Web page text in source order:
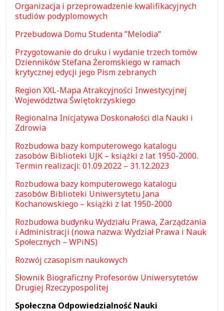
Organizacja i przeprowadzenie kwalifikacyjnych
studiów podyplomowych
Przebudowa Domu Studenta ”Melodia”
Przygotowanie do druku i wydanie trzech tomów
Dzienników Stefana Żeromskiego w ramach
krytycznej edycji jego Pism zebranych
Region XXL-Mapa Atrakcyjności Inwestycyjnej
Województwa Świętokrzyskiego
Regionalna Inicjatywa Doskonałości dla Nauki i
Zdrowia
Rozbudowa bazy komputerowego katalogu
zasobów Biblioteki UJK – książki z lat 1950-2000.
Termin realizacji: 01.09.2022 – 31.12.2023
Rozbudowa bazy komputerowego katalogu
zasobów Biblioteki Uniwersytetu Jana
Kochanowskiego – książki z lat 1950-2000
Rozbudowa budynku Wydziału Prawa, Zarządzania
i Administracji (nowa nazwa: Wydział Prawa i Nauk
Społecznych – WPiNS)
Rozwój czasopism naukowych
Słownik Biograficzny Profesorów Uniwersytetów
Drugiej Rzeczypospolitej
Społeczna Odpowiedzialność Nauki